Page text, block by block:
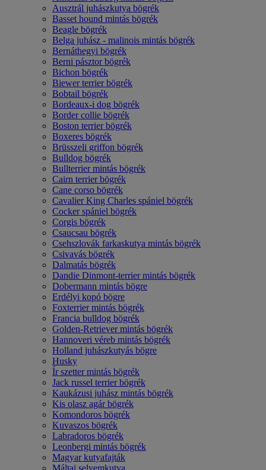
Ausztrál juhászkutya bögrék
Basset hound mintás bögrék
Beagle bögrék
Belga juhász - malinois mintás bögrék
Bernáthegyi bögrék
Berni pásztor bögrék
Bichon bögrék
Biewer terrier bögrék
Bobtail bögrék
Bordeaux-i dog bögrék
Border collie bögrék
Boston terrier bögrék
Boxeres bögrék
Brüsszeli griffon bögrék
Bulldog bögrék
Bullterrier mintás bögrék
Cairn terrier bögrék
Cane corso bögrék
Cavalier King Charles spániel bögrék
Cocker spániel bögrék
Corgis bögrék
Csaucsau bögrék
Csehszlovák farkaskutya mintás bögrék
Csivavás bögrék
Dalmatás bögrék
Dandie Dinmont-terrier mintás bögrék
Dobermann mintás bögre
Erdélyi kopó bögre
Foxterrier mintás bögrék
Francia bulldog bögrék
Golden-Retriever mintás bögrék
Hannoveri véreb mintás bögrék
Holland juhászkutyás bögre
Husky
Ír szetter mintás bögrék
Jack russel terrier bögrék
Kaukázusi juhász mintás bögrék
Kis olasz agár bögrék
Komondoros bögrék
Kuvaszos bögrék
Labradoros bögrék
Leonbergi mintás bögrék
Magyar kutyafajták
Máltai selyemkutya